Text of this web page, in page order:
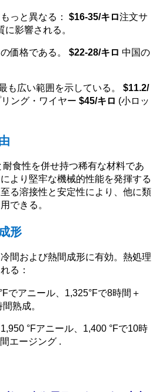
っと異なる： $16-35/キロ注文サ
影響される。
価格である。 $22-28/キロ 中国の
も広い範囲を示している。 $11.2/
ング・ワイヤー $45/キロ (小ロッ
食性を併せ持つ稀有な材料であ
より堅牢な機械的性能を発揮する
る溶接性と安定性により、他に類
できる。
形
間および熱間成形に有効。熱処理
る：
でアニール、1,325°Fで8時間＋
熟成。
°Fアニール、1,400 °Fで10時
エージング .